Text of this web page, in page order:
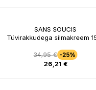
SANS SOUCIS
Tüvirakkudega silmakreem
34,95 € -25%
26,21 €